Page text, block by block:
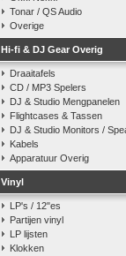
Tonar / QS Audio
Overige
Hi-fi & DJ Gear Overig
Draaitafels
CD / MP3 Spelers
DJ & Studio Mengpanelen
Flightcases & Tassen
DJ & Studio Monitors /
Kabels
Apparatuur Overig
Vinyl
LP's / 12"es
Partijen vinyl
LP lijsten
Klokken